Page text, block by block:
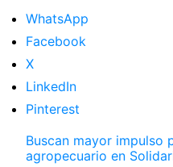
WhatsApp
Facebook
X
LinkedIn
Pinterest
Buscan mayor impulso
agropecuario en